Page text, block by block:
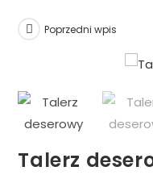
Poprzedni wpis
Talerz